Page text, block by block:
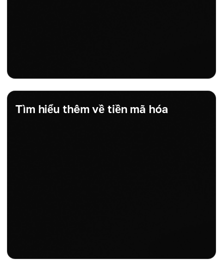
Tìm hiểu thêm về tiền mã hóa